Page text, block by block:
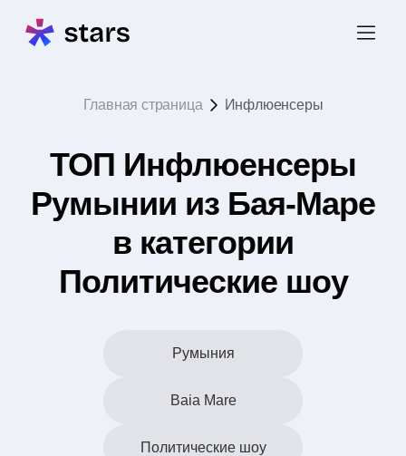
Главная страница Инфлюенсеры
ТОП Инфлюенсеры
Румынии из Бая-Маре
в категории
Политические шоу
Румыния
Baia Mare
Политические шоу